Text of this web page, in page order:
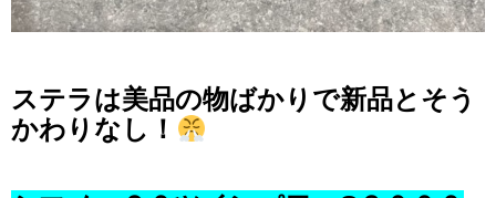
ステラは美品の物ばかりで新品とそう
かわりなし！